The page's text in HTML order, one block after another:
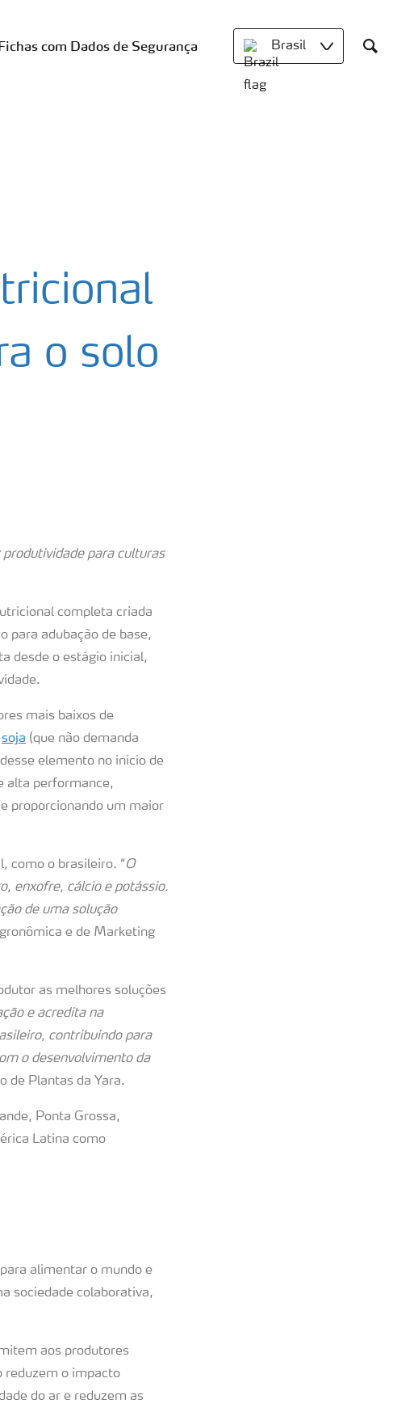
com Dados de Segurança Brasil
Search
o solo
para culturas
completa criada
para adubação de base,
desde o estágio inicial,
mais baixos de
soja (que não demanda
elemento no início de
alta performance,
proporcionando um maior
como o brasileiro. “O
enxofre, cálcio e potássio.
de uma solução
e de Marketing
as melhores soluções
e acredita na
contribuindo para
o desenvolvimento da
de Plantas da Yara.
Ponta Grossa,
Latina como
alimentar o mundo e
sociedade colaborativa,
aos produtores
reduzem o impacto
do ar e reduzem as